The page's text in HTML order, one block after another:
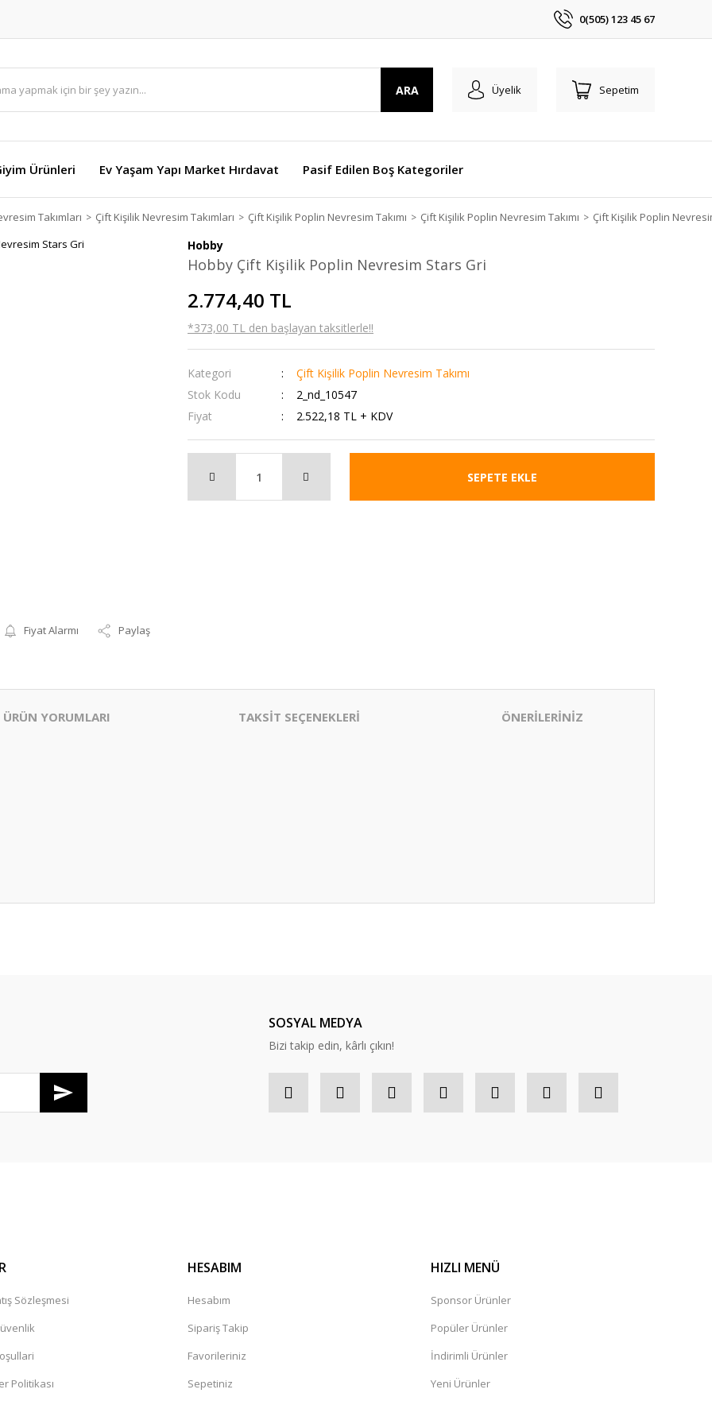
0(505) 123 45 67
ARA Üyelik Sepetim
Ürünleri Ev Yaşam Yapı Market Hırdavat Pasif Edilen Boş Kategoriler
Takımları Çift Kişilik Nevresim Takımları Çift Kişilik Poplin Nevresim Takımı Çift Kişilik Poplin Nevresim Takımı Çift Kişilik Poplin
Fiyat Alarmı Paylaş
Hobby
Hobby Çift Kişilik Poplin Nevresim Stars Gri
2.774,40 TL
*373,00 TL den başlayan taksitlerle!!
Kategori
Çift Kişilik Poplin Nevresim Takımı
Stok Kodu
2_nd_10547
Fiyat
2.522,18 TL + KDV
SEPETE EKLE
ÜRÜN YORUMLARI TAKSİT SEÇENEKLERİ ÖNERİLERİNİZ
SOSYAL MEDYA
Bizi takip edin, kârlı çıkın!
Sözleşmesi
Politikası
HESABIM
Hesabım
Sipariş Takip
Favorileriniz
Sepetiniz
HIZLI MENÜ
Sponsor Ürünler
Popüler Ürünler
İndirimli Ürünler
Yeni Ürünler